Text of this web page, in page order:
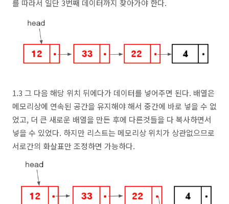
를 따라서 일단 3번째 데이터까지 찾아가야 한다.
1.3 그 다음 해당 위치 뒤에다가 데이터를 넣어주면 된다. 배열은
메모리상에 연속된 공간을 유지해야 해서 중간에 바로 넣을 수 없
었고, 더 큰 새로운 배열을 만든 후에 다른것들을 다 복사하면서
넣을 수 있었다. 하지만 리스트는 메모리상 위치가 상관없으므로
서로간의 화살표만 조정하면 가능하다.